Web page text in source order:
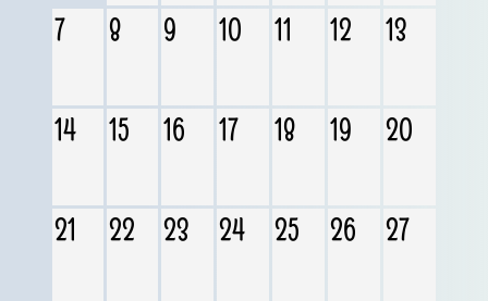
7 8 9 10 11 12 13
14 15 16 17 18 19 20
21 22 23 24 25 26 27